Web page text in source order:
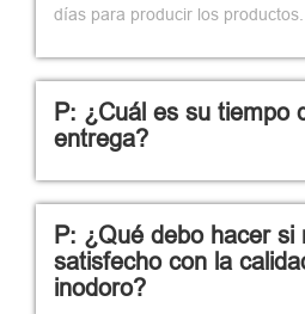
días para producir los productos.
P: ¿Cuál es su tiempo
entrega?
P: ¿Qué debo hacer si
satisfecho con la
inodoro?